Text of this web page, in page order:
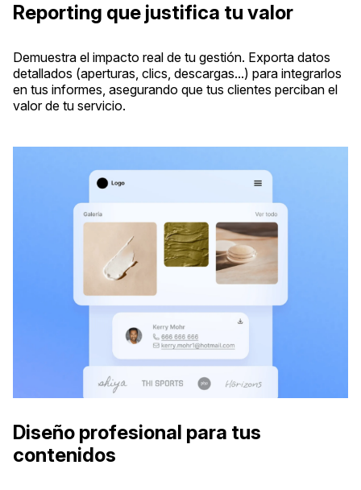
Reporting que justifica tu valor
Demuestra el impacto real de tu gestión. Exporta datos
detallados (aperturas, clics, descargas...) para integrarlos
en tus informes, asegurando que tus clientes perciban el
valor de tu servicio.
Diseño profesional para tus
contenidos